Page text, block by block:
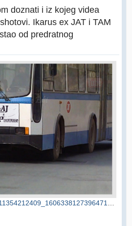
doznati i iz kojeg videa
Ikarus ex JAT i TAM
od predratnog
(1).jpg